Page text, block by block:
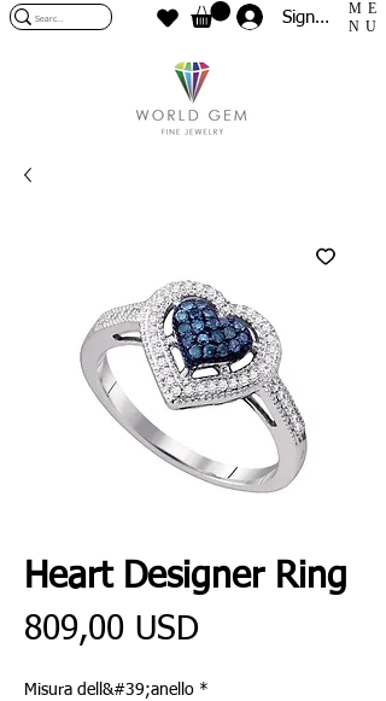
Sign In
ME
NU
Heart Designer Ring
809,00 USD
Misura dell&#39;anello *